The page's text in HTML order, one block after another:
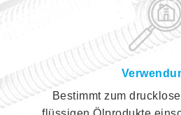
Bestimmt zum